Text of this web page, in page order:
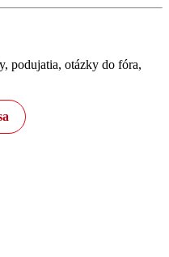
podujatia, otázky do fóra,